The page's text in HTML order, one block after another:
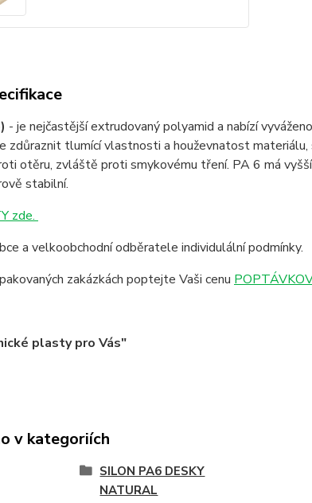
- je nejčastější extrudovaný polyamid a nabízí
zdůraznit tlumící vlastnosti a houževnatost
otěru, zvláště proti smykovému tření. PA 6 má
stabilní.
zde.
a velkoobchodní odběratele individulální podmínky.
zakázkách poptejte Vaši cenu
plasty pro Vás"
v kategoriích
SILON PA6 DESKY
NATURAL